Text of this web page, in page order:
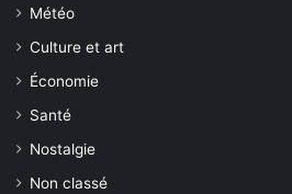
Météo
Culture et art
Économie
Santé
Nostalgie
Non classé